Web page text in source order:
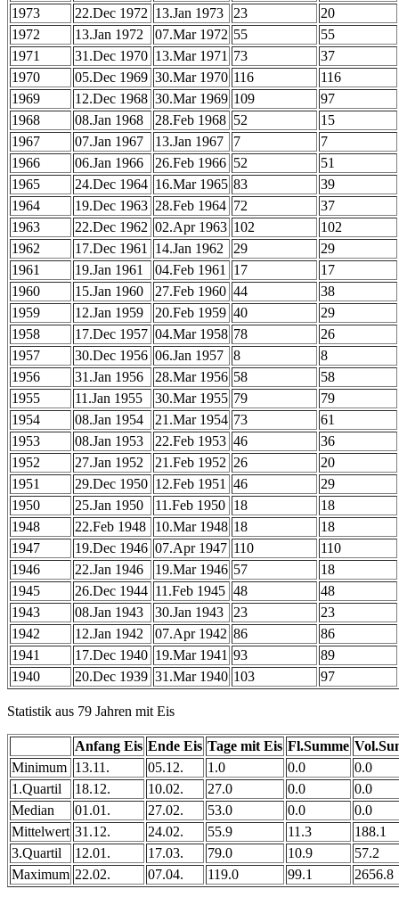
1973
22.Dec 1972 13.Jan 1973 23
20
1972
13.Jan 1972 07.Mar 1972 55
55
1971
31.Dec 1970 13.Mar 1971 73
37
1970
05.Dec 1969 30.Mar 1970 116
116
1969
12.Dec 1968 30.Mar 1969 109
97
1968
08.Jan 1968 28.Feb 1968 52
15
1967
07.Jan 1967 13.Jan 1967 7
7
1966
06.Jan 1966 26.Feb 1966 52
51
1965
24.Dec 1964 16.Mar 1965 83
39
1964
19.Dec 1963 28.Feb 1964 72
37
1963
22.Dec 1962 02.Apr 1963 102
102
1962
17.Dec 1961 14.Jan 1962 29
29
1961
19.Jan 1961 04.Feb 1961 17
17
1960
15.Jan 1960 27.Feb 1960 44
38
1959
12.Jan 1959 20.Feb 1959 40
29
1958
17.Dec 1957 04.Mar 1958 78
26
1957
30.Dec 1956 06.Jan 1957 8
8
1956
31.Jan 1956 28.Mar 1956 58
58
1955
11.Jan 1955 30.Mar 1955 79
79
1954
08.Jan 1954 21.Mar 1954 73
61
1953
08.Jan 1953 22.Feb 1953 46
36
1952
27.Jan 1952 21.Feb 1952 26
20
1951
29.Dec 1950 12.Feb 1951 46
29
1950
25.Jan 1950 11.Feb 1950 18
18
1948
22.Feb 1948 10.Mar 1948 18
18
1947
19.Dec 1946 07.Apr 1947 110
110
1946
22.Jan 1946 19.Mar 1946 57
18
1945
26.Dec 1944 11.Feb 1945 48
48
1943
08.Jan 1943 30.Jan 1943 23
23
1942
12.Jan 1942 07.Apr 1942 86
86
1941
17.Dec 1940 19.Mar 1941 93
89
1940
20.Dec 1939 31.Mar 1940 103 97
Statistik aus 79 Jahren mit Eis
Anfang Eis Ende Eis Tage mit Eis Fl.Summe
Minimum 13.11. 05.12. 1.0 0.0
0.0
1.Quartil
18.12. 10.02. 27.0 0.0
0.0
Median
01.01. 27.02. 53.0 0.0
0.0
Mittelwert 31.12. 24.02. 55.9 11.3
188.1
3.Quartil
12.01. 17.03. 79.0 10.9
57.2
Maximum 22.02. 07.04. 119.0 99.1 2656.8